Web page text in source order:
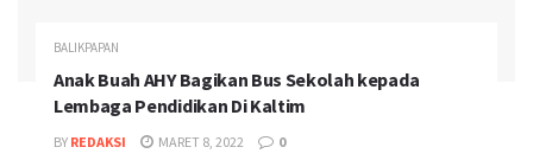
BALIKPAPAN
Anak Buah AHY Bagikan Bus Sekolah kepada
Lembaga Pendidikan Di Kaltim
BY REDAKSI MARET 8, 2022 0